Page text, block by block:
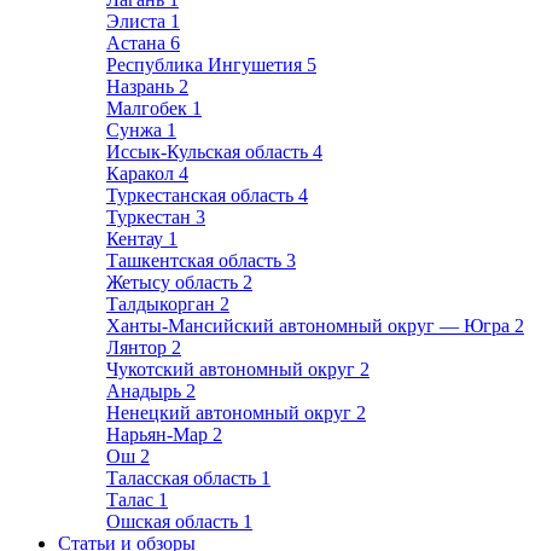
Элиста 1
Астана 6
Республика Ингушетия 5
Назрань 2
Малгобек 1
Сунжа 1
Иссык-Кульская область 4
Каракол 4
Туркестанская область 4
Туркестан 3
Кентау 1
Ташкентская область 3
Жетысу область 2
Талдыкорган 2
Ханты-Мансийский автономный округ — Югра 2
Лянтор 2
Чукотский автономный округ 2
Анадырь 2
Ненецкий автономный округ 2
Нарьян-Мар 2
Ош 2
Таласская область 1
Талас 1
Ошская область 1
Статьи и обзоры